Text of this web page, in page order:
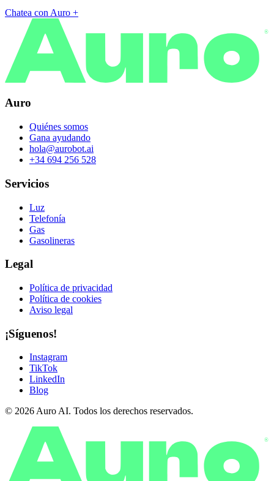
Chatea con Auro +
®
Auro
Quiénes somos
Gana ayudando
hola@aurobot.ai
+34 694 256 528
Servicios
Luz
Telefonía
Gas
Gasolineras
Legal
Política de privacidad
Política de cookies
Aviso legal
¡Síguenos!
Instagram
TikTok
LinkedIn
Blog
© 2026 Auro AI. Todos los derechos reservados.
®